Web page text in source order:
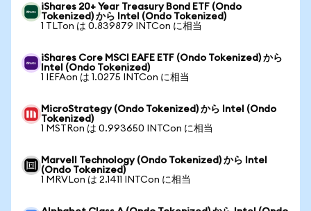
iShares 20+ Year Treasury Bond ETF (Ondo
Tokenized) から Intel (Ondo Tokenized)
1 TLTon は 0.839879 INTCon に相当
iShares Core MSCI EAFE ETF (Ondo Tokenized) から
Intel (Ondo Tokenized)
1 IEFAon は 1.0275 INTCon に相当
MicroStrategy (Ondo Tokenized) から Intel (Ondo
Tokenized)
1 MSTRon は 0.993650 INTCon に相当
Marvell Technology (Ondo Tokenized) から Intel
(Ondo Tokenized)
1 MRVLon は 2.1411 INTCon に相当